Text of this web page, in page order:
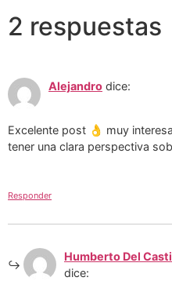
2 respuestas
Alejandro dice:
Excelente post 👌 muy
tener una clara perspectiva
Responder
Humberto Del
dice: